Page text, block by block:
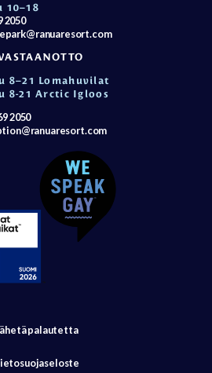
10–18
2050
8–21 Lomahuvilat
8-21 Arctic Igloos
2050
palautetta